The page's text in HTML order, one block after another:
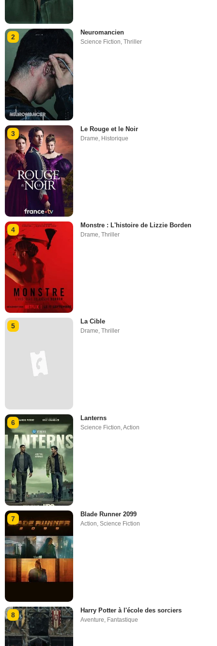
2
Neuromancien
Science Fiction,Thriller
3
Le Rouge et le Noir
Drame Historique
4
Monstre : L'histoire de Lizzie Borden
Drame,Thriller
5
La Cible
Drame,Thriller
6
Lanterns
Science Fiction ,Action
7
Blade Runner 2099
Action,Science Fiction
8
Harry Potter à l'école des sorciers
Aventure, Fantastique